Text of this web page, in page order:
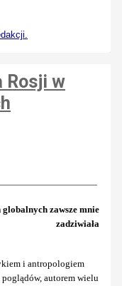
Rosji w
zawsze mnie
zadziwiała
i antropologiem
autorem wielu